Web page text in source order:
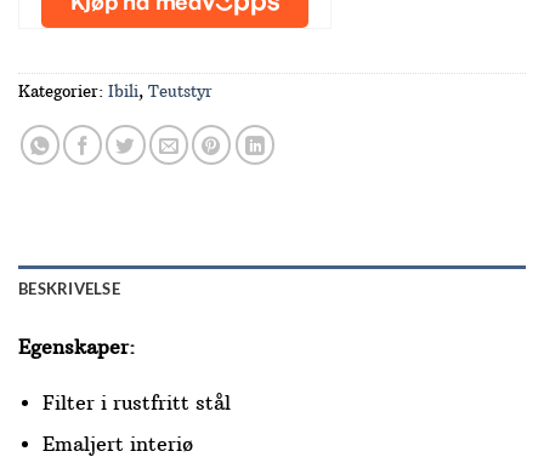
Kategorier: Ibili, Teutstyr
BESKRIVELSE
Egenskaper:
Filter i rustfritt stål
Emaljert interiø